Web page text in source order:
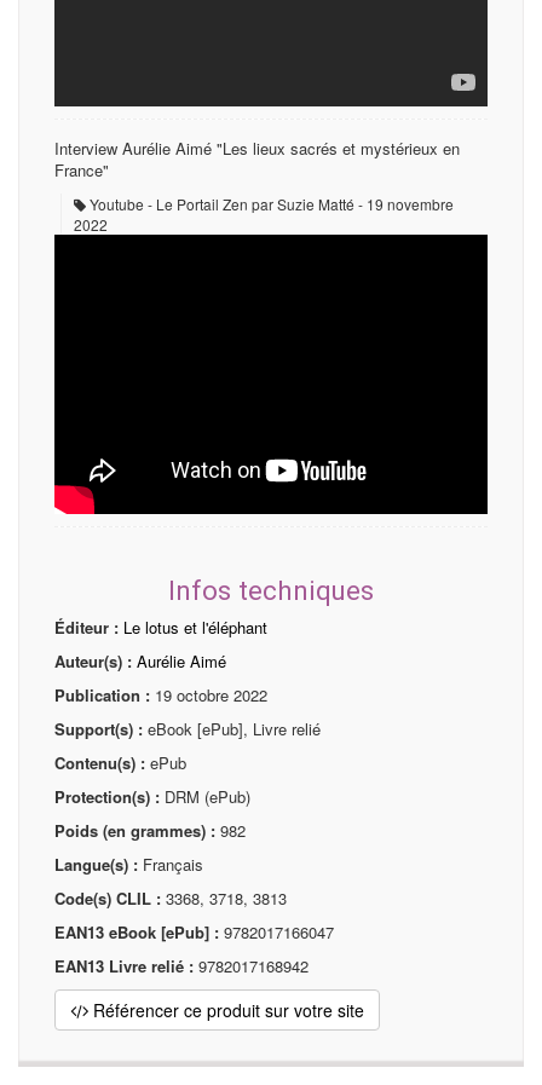
Interview Aurélie Aimé "Les lieux sacrés et mystérieux en
France"
Youtube - Le Portail Zen par Suzie Matté
19 novembre
2022
Infos techniques
Éditeur : Le lotus et l'éléphant
Auteur(s) : Aurélie Aimé
Publication : 19 octobre 2022
Support(s) : eBook [ePub], Livre relié
Contenu(s) : ePub
Protection(s) : DRM (ePub)
Poids (en grammes) : 982
Langue(s) : Français
Code(s) CLIL : 3368, 3718, 3813
EAN13 eBook [ePub] : 9782017166047
EAN13 Livre relié : 9782017168942
Référencer ce produit sur votre site